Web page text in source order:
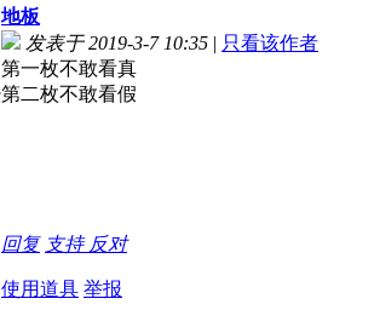
地板
发表于 2019-3-7 10:35 | 只看该作者
第一枚不敢看真
第二枚不敢看假
回复 支持 反对
使用道具 举报